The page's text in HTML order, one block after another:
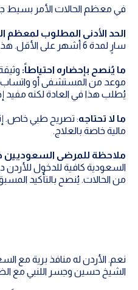
في معظم الحالات الأمر بسيط
الحد الأدنى المطلوب لمعظم
سارٍ لمدة 6 أشهر على الأقل. هذا كل ما تحتاجه في الغالب.
ما يُنصح بإحضاره احتياطاً:
موعد من المستشفى أو واتساب
يُطلب هذا في العادة لكنه مفيد
ما لا تحتاجه: تصريح طبي خاص.
مالية خاصة بالعلاج.
ملاحظة للمرضى السعوديين
السعودية كافية للدخول للأردن
من الحالات. يُنصح بالتأكيد
نعم. الأردن له منافذ برية مع
الشيخ حسين وجسر اللنبي مع